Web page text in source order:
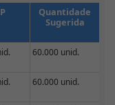
Quantidade
Sugerida
60.000 unid.
60.000 unid.